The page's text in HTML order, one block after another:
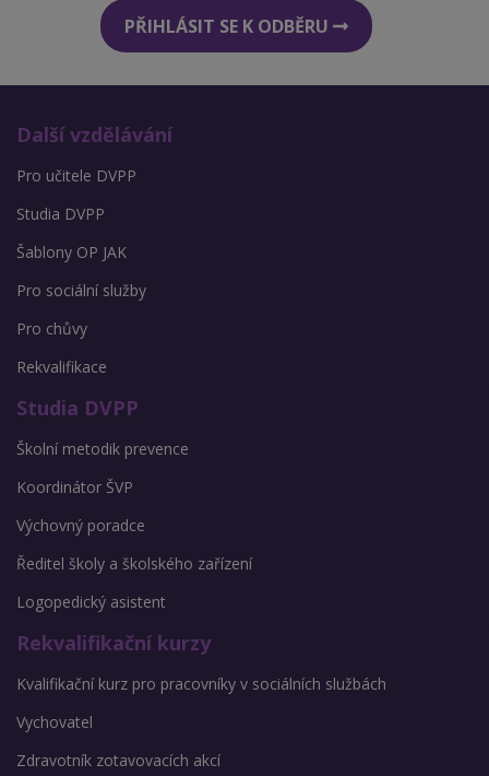
PŘIHLÁSIT SE K ODBĚRU
Další vzdělávání
Pro učitele DVPP
Studia DVPP
Šablony OP JAK
Pro sociální služby
Pro chůvy
Rekvalifikace
Studia DVPP
Školní metodik prevence
Koordinátor ŠVP
Výchovný poradce
Ředitel školy a školského zařízení
Logopedický asistent
Rekvalifikační kurzy
Kvalifikační kurz pro pracovníky v sociálních službách
Vychovatel
Zdravotník zotavovacích akcí